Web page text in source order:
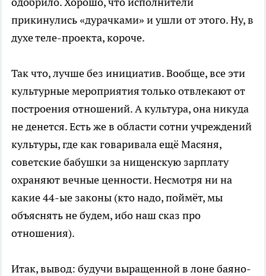
прикинулись «дурачками» и ушли от этого. Ну, в
духе теле-проекта, короче.
Так что, лучше без инициатив. Вообще, все эти
культурные мероприятия только отвлекают от
построения отношений. А культура, она никуда
не денется. Есть же в области сотни учреждений
культуры, где как говаривала ещё Масяня,
советские бабушки за нищенскую зарплату
охраняют вечные ценности. Несмотря ни на
какие 44-ые законы (кто надо, поймёт, мы
объяснять не будем, ибо наш сказ про
отношения).
Итак, вывод: будучи выращенной в лоне баяно-